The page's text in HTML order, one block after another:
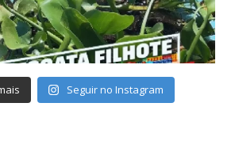
Seguir no Instagram